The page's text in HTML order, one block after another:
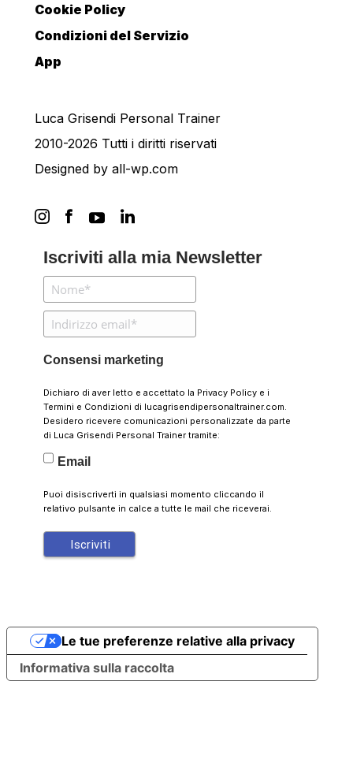
Cookie Policy
Condizioni del Servizio
App
Luca Grisendi Personal Trainer
2010-2026 Tutti i diritti riservati
Designed by all-wp.com
Iscriviti alla mia Newsletter
Consensi marketing
Dichiaro di aver letto e accettato la Privacy Policye i
Termini e Condizioni di lucagrisendipersonaltrainer.com.
Desidero ricevere comunicazioni personalizzate da parte
di Luca Grisendi Personal Trainer tramite:
Email
Puoi disiscriverti in qualsiasi momento cliccando il
relativo pulsante in calce a tutte le mail che riceverai.
Informativa sulla raccolta
Le tue preferenze relative alla privacy